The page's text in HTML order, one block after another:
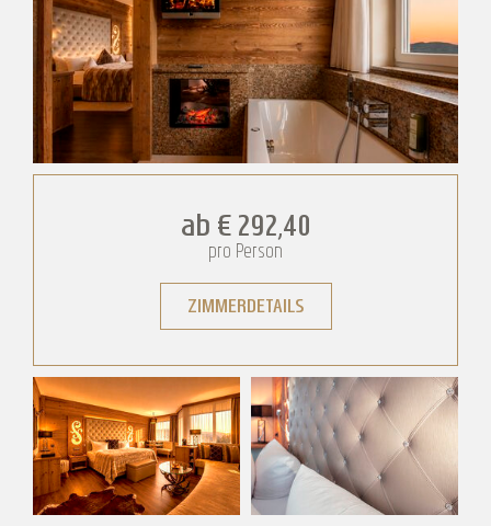
ab € 292,40
pro Person
ZIMMERDETAILS
Hirschensteinsuite de luxe Hirschensteinsuite de luxe